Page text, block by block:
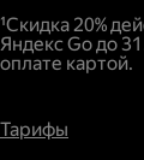
¹Скидка 20%
Яндекс Go до
оплате картой.
Тарифы